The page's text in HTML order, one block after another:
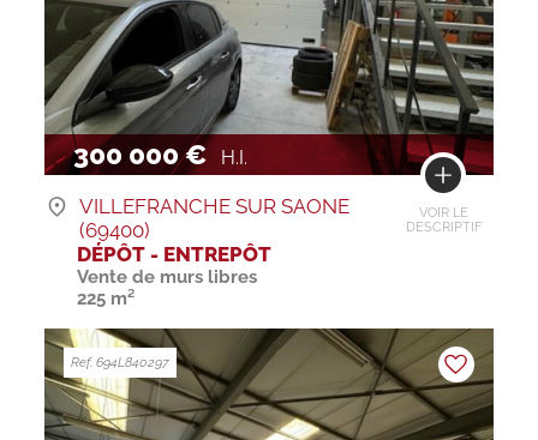
300 000 € H.I.
VOIR LE
DESCRIPTIF
VILLEFRANCHE SUR SAONE
(69400)
DÉPÔT - ENTREPÔT
Vente de murs libres
225 m²
Ref. 694L840297